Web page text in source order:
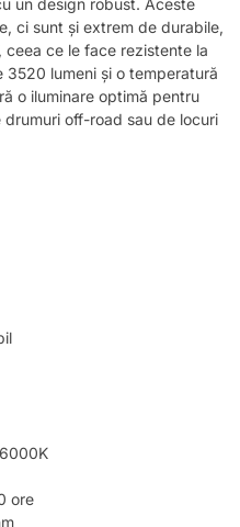
un design robust. Aceste
ci sunt și extrem de durabile,
ce le face rezistente la
3520 lumeni și o temperatură
o iluminare optimă pentru
off-road sau de locuri
6000K
ore